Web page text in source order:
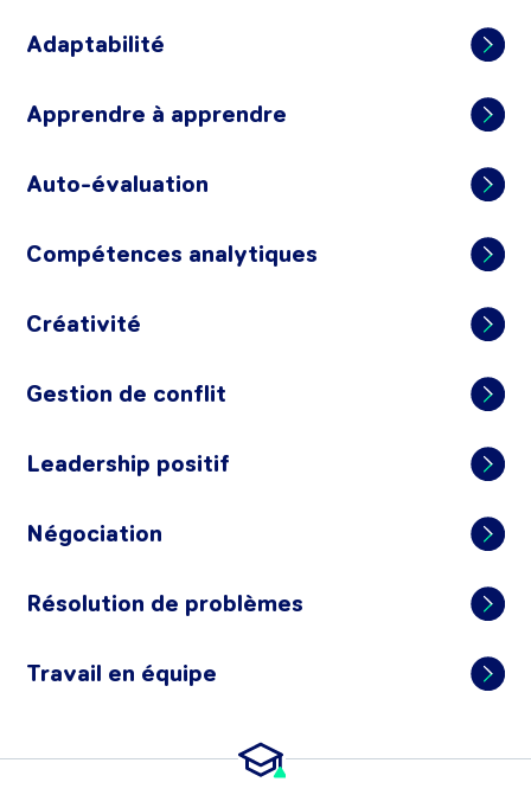
Adaptabilité
Apprendre à apprendre
Auto-évaluation
Compétences analytiques
Créativité
Gestion de conflit
Leadership positif
Négociation
Résolution de problèmes
Travail en équipe